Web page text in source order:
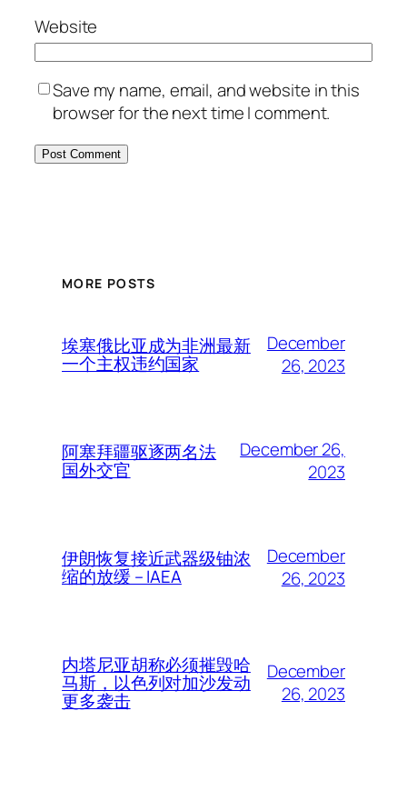
Website
Save my name, email, and website in this
browser for the next time I comment.
MORE POSTS
埃塞俄比亚成为非洲最新
一个主权违约国家
December
26, 2023
阿塞拜疆驱逐两名法
国外交官
December 26,
2023
伊朗恢复接近武器级铀浓
缩的放缓 – IAEA
December
26, 2023
内塔尼亚胡称必须摧毁哈
马斯，以色列对加沙发动
更多袭击
December
26, 2023